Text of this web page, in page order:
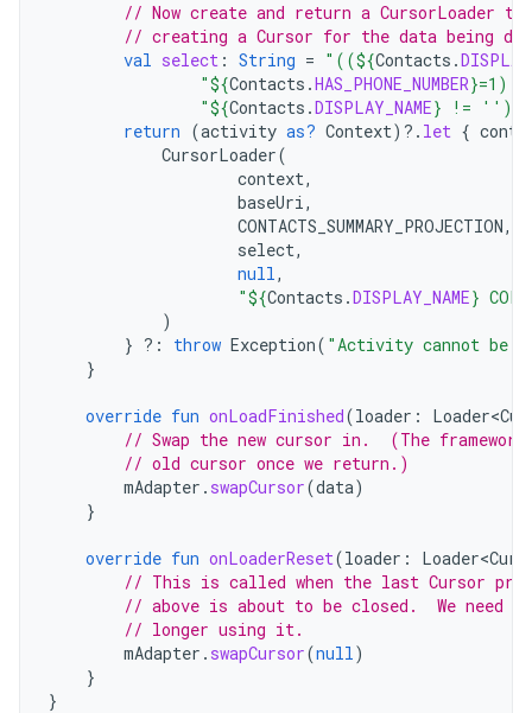
// Now create and return a CursorLoader
// creating a Cursor for the data being
val select : String = "((${Contacts .
"${Contacts .HAS_PHONE_NUMBER}=1)
"${Contacts .DISPLAY_NAME} !=
return (activity as? Context) ?. let {
CursorLoader(
context,
baseUri,
CONTACTS_SUMMARY_PROJECTION,
select,
null,
"${Contacts .DISPLAY_NAME}
)
} ?: throw Exception( "Activity cannot be
}
override fun onLoadFinished(loader :
// Swap the new cursor in.  (The
// old cursor once we return.)
mAdapter . swapCursor(data)
}
override fun onLoaderReset(loader :
// This is called when the last Cursor
// above is about to be closed.  We need to
// longer using it.
mAdapter . swapCursor(null)
}
}